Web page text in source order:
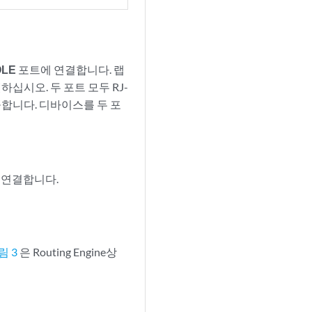
포트에 연결합니다. 랩
십시오. 두 포트 모두 RJ-
니다. 디바이스를 두 포
결합니다.
3 은 Routing Engine상